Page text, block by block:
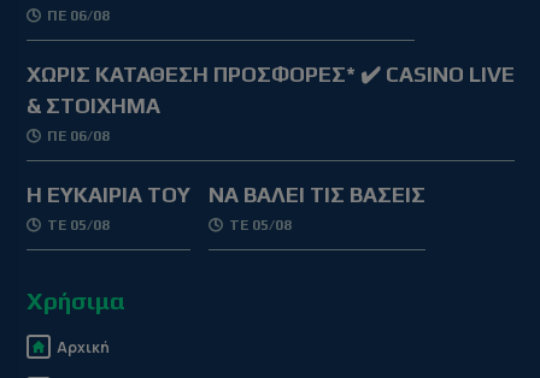
ΠΕ 06/08
ΧΩΡΙΣ ΚΑΤΑΘΕΣΗ ΠΡΟΣΦΟΡΕΣ* ✔️ CASINO LIVE
& ΣΤΟΙΧΗΜΑ
ΠΕ 06/08
Η ΕΥΚΑΙΡΙΑ ΤΟΥ
ΤΕ 05/08
ΝΑ ΒΑΛΕΙ ΤΙΣ ΒΑΣΕΙΣ
ΤΕ 05/08
Χρήσιμα
Αρχική